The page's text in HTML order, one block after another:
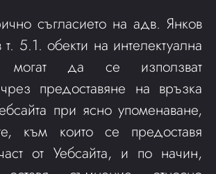
съгласието на адв. Янков
5.1. обекти на интелектуална
могат да се използват
предоставяне на връзка
при ясно упоменаване,
към които се предоставя
от Уебсайта, и по начин,